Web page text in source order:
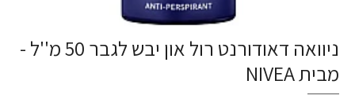
ניוואה דאודורנט רול און יבש לגבר 50 מ''ל -
מבית NIVEA